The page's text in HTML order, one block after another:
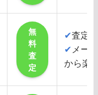
無
料
査
定
✔査定
✔ メー
から楽